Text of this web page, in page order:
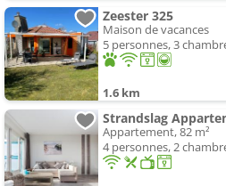
Zeester 325
Maison de vacances
5 personnes, 3
1.6 km
Strandslag
Appartement, 82 m²
4 personnes, 2